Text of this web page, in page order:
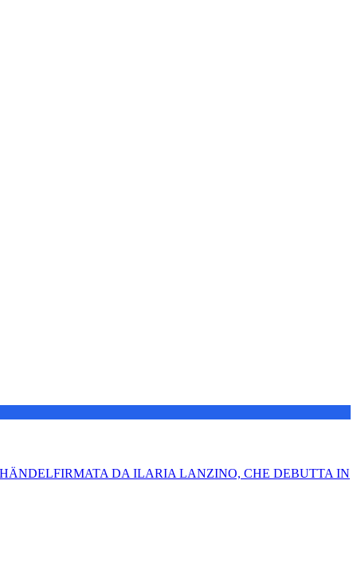
DA ILARIA LANZINO, CHE DEBUTTA IN